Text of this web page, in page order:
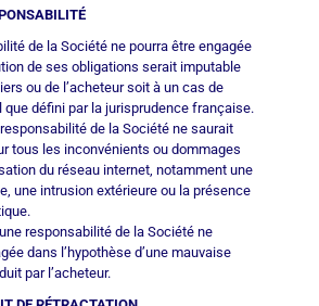
de la Société ne pourra être engagée
de ses obligations serait imputable
ou de l’acheteur soit à un cas de
que défini par la jurisprudence française.
de la Société ne saurait
tous les inconvénients ou dommages
du réseau internet, notamment une
une intrusion extérieure ou la présence
responsabilité de la Société ne
dans l’hypothèse d’une mauvaise
par l’acheteur.